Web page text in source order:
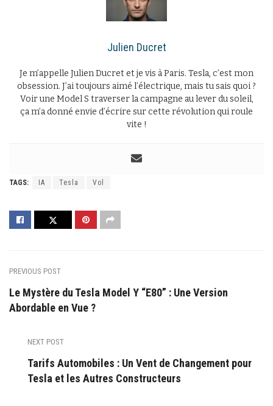
Julien Ducret
Je m’appelle Julien Ducret et je vis à Paris. Tesla, c’est mon
obsession. J’ai toujours aimé l’électrique, mais tu sais quoi ?
Voir une Model S traverser la campagne au lever du soleil,
ça m’a donné envie d’écrire sur cette révolution qui roule
vite !
TAGS: IA Tesla Vol
PREVIOUS POST
Le Mystère du Tesla Model Y “E80” : Une Version
Abordable en Vue ?
NEXT POST
Tarifs Automobiles : Un Vent de Changement pour
Tesla et les Autres Constructeurs